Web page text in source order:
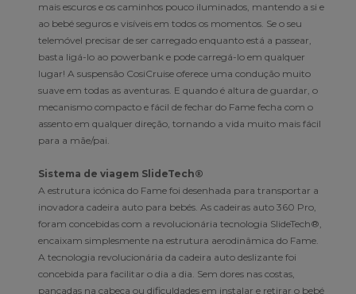
mais escuros e os caminhos pouco iluminados, mantendo a si e
ao bebé seguros e visíveis em todos os momentos. Se o seu
telemóvel precisar de ser carregado enquanto está a passear,
basta ligá-lo ao powerbank e pode carregá-lo em qualquer
lugar! A suspensão CosiCruise oferece uma condução muito
suave em todas as aventuras. E quando é altura de guardar, o
mecanismo compacto e fácil de fechar do Fame fecha com o
assento em qualquer direção, tornando a vida muito mais fácil
para a mãe/pai.
Sistema de viagem SlideTech®
A estrutura icónica do Fame foi desenhada para transportar a
inovadora cadeira auto para bebés. As cadeiras auto 360 Pro,
foram concebidas com a revolucionária tecnologia SlideTech®,
encaixam simplesmente na estrutura aerodinâmica do Fame.
A tecnologia revolucionária da cadeira auto deslizante foi
concebida para facilitar o dia a dia. Sem dores nas costas,
pancadas na cabeça ou dificuldades em instalar e retirar o bebé